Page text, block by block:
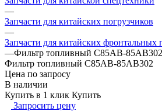
—
Запчасти для китайских погрузчиков
—
Запчасти для китайских фронтальных
—Фильтр топливный C85AB-85AB302
Фильтр топливный C85AB-85AB302
Цена по запросу
В наличии
Купить в 1 клик Купить
Запросить цену